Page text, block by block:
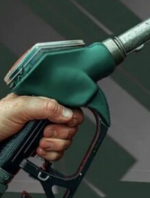
Haber Arşivi